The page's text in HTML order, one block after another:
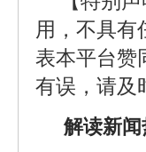
用，不具有
表本平台赞
有误，请及
解读新